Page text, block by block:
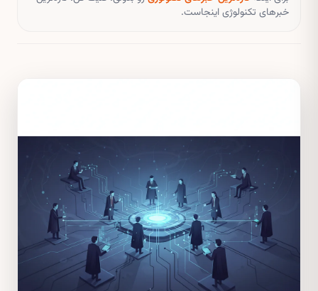
خبرهای تکنولوژی اینجاست.